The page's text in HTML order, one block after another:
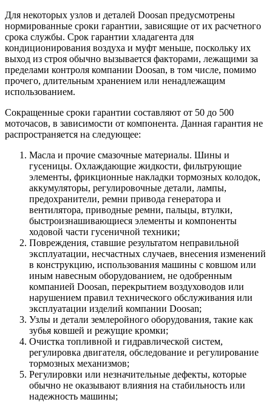
Для некоторых узлов и деталей Doosan предусмотрены
нормированные сроки гарантии, зависящие от их расчетного
срока службы. Срок гарантии хладагента для
кондиционирования воздуха и муфт меньше, поскольку их
выход из строя обычно вызывается факторами, лежащими за
пределами контроля компании Doosan, в том числе, помимо
прочего, длительным хранением или ненадлежащим
использованием.
Сокращенные сроки гарантии составляют от 50 до 500
моточасов, в зависимости от компонента. Данная гарантия не
распространяется на следующее:
Масла и прочие смазочные материалы. Шины и
гусеницы. Охлаждающие жидкости, фильтрующие
элементы, фрикционные накладки тормозных колодок,
аккумуляторы, регулировочные детали, лампы,
предохранители, ремни привода генератора и
вентилятора, приводные ремни, пальцы, втулки,
быстроизнашивающиеся элементы и компоненты
ходовой части гусеничной техники;
Повреждения, ставшие результатом неправильной
эксплуатации, несчастных случаев, внесения изменений
в конструкцию, использования машины с ковшом или
иным навесным оборудованием, не одобренным
компанией Doosan, перекрытием воздуховодов или
нарушением правил технического обслуживания или
эксплуатации изделий компании Doosan;
Узлы и детали землеройного оборудования, такие как
зубья ковшей и режущие кромки;
Очистка топливной и гидравлической систем,
регулировка двигателя, обследование и регулирование
тормозных механизмов;
Регулировки или незначительные дефекты, которые
обычно не оказывают влияния на стабильность или
надежность машины;